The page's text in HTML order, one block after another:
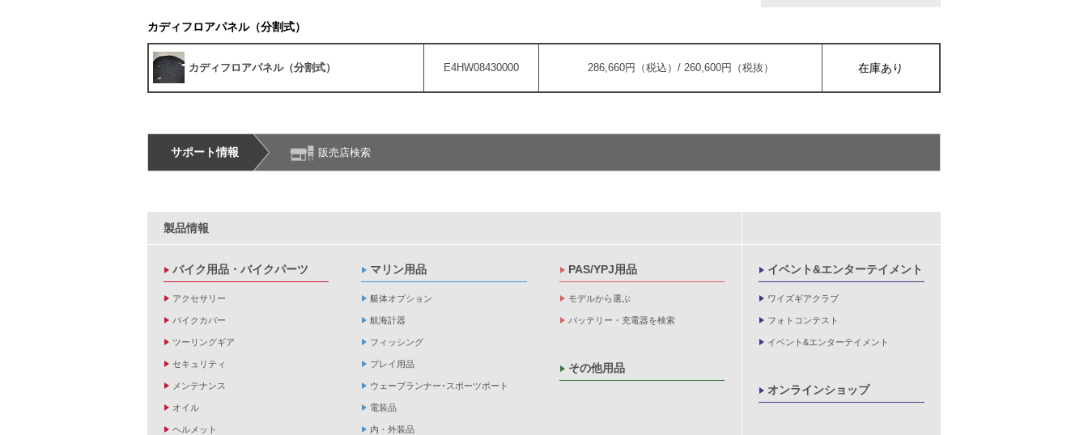
カディフロアパネル（分割式）
カディフロアパネル（分割式） E4HW08430000 286,660円（税込）/ 260,600円（税抜） 在庫あり
サポート情報 販売店検索
製品情報
バイク用品・バイクパーツ
アクセサリー
バイクカバー
ツーリングギア
セキュリティ
メンテナンス
オイル
ヘルメット
マリン用品
艇体オプション
航海計器
フィッシング
プレイ用品
ウェーブランナー･スポーツボート
電装品
内・外装品
PAS/YPJ用品
モデルから選ぶ
バッテリー・充電器を検索
その他用品
イベント&エンターテイメント
ワイズギアクラブ
フォトコンテスト
イベント&エンターテイメント
オンラインショップ